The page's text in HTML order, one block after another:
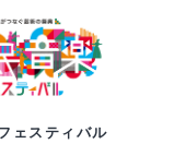
ェスティバル